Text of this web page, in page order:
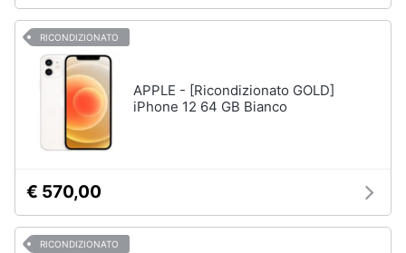
RICONDIZIONATO
APPLE - [Ricondizionato GOLD]
iPhone 12 64 GB Bianco
€ 570,00
RICONDIZIONATO